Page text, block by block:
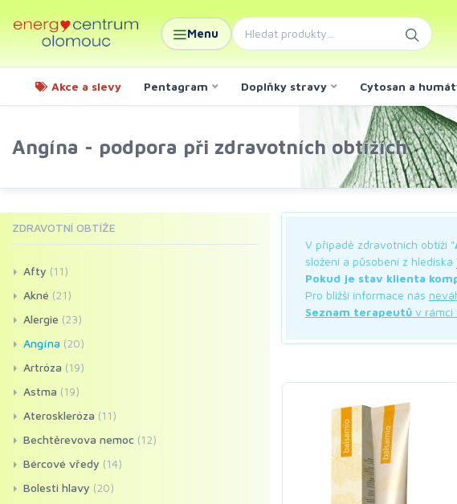
Menu
Akce a slevy Pentagram Doplňky stravy Cytosan a
Angína - podpora při zdravotních obtížích
V případě zdravotních obtíží "
složení a působení z hlediska
Pokud je stav klienta
Pro bližší informace nás
Seznam terapeutů v rámci
ZDRAVOTNÍ OBTÍŽE
Afty (11)
Akné (21)
Alergie (23)
Angína (20)
Artróza (19)
Astma (19)
Ateroskleróza (11)
Bechtěrevova nemoc (12)
Bércové vředy (14)
Bolesti hlavy (20)